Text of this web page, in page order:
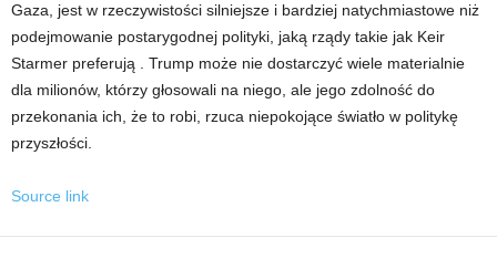
Gaza, jest w rzeczywistości silniejsze i bardziej natychmiastowe niż
podejmowanie postarygodnej polityki, jaką rządy takie jak Keir
Starmer preferują . Trump może nie dostarczyć wiele materialnie
dla milionów, którzy głosowali na niego, ale jego zdolność do
przekonania ich, że to robi, rzuca niepokojące światło w politykę
przyszłości.
Source link